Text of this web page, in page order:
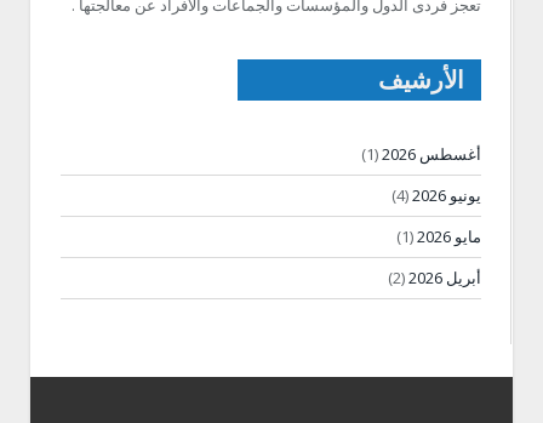
تعجز فردى الدول والمؤسسات والجماعات والأفراد عن معالجتها .
الأرشيف
أغسطس 2026
(1)
يونيو 2026
(4)
مايو 2026
(1)
أبريل 2026
(2)